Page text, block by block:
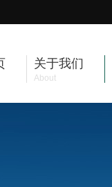
关于我们
About